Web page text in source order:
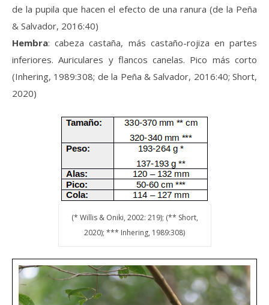
de la pupila que hacen el efecto de una ranura (de la Peña
& Salvador, 2016:40)
Hembra: cabeza castaña, más castaño-rojiza en partes
inferiores. Auriculares y flancos canelas. Pico más corto
(Inhering, 1989:308; de la Peña & Salvador, 2016:40; Short,
2020)
(* Willis & Oniki, 2002: 219); (** Short,
2020); *** Inhering, 1989:308)